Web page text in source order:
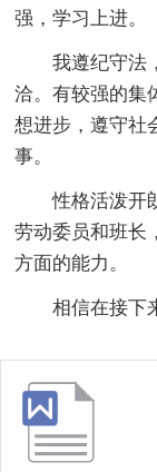
强，学习上进。
我遵纪守法
洽。有较强的集
想进步，遵守社
事。
性格活泼开
劳动委员和班长
方面的能力。
相信在接下